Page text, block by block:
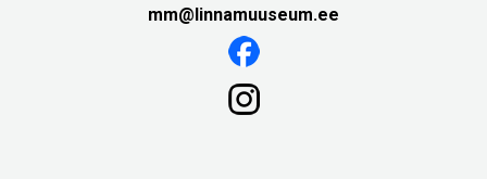
mm@linnamuuseum.ee